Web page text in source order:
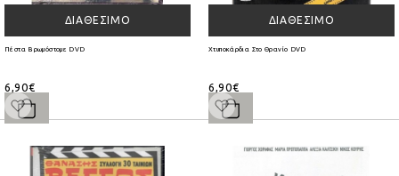
ΔΙΑΘΈΣΙΜΟ
Πέστα Βρωμόστομε DVD
6,90€
ΔΙΑΘΈΣΙΜΟ
Χτυποκάρδια Στο Θρανίο DVD
6,90€